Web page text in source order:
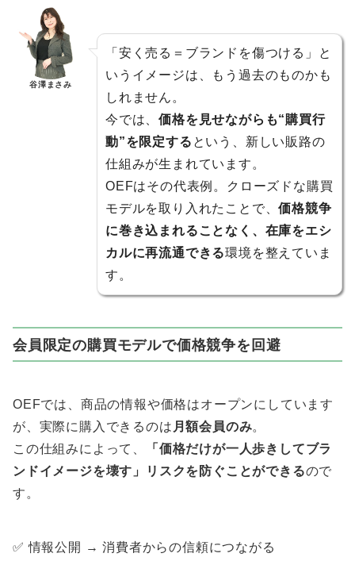
谷澤まさみ
「安く売る＝ブランドを傷つける」と
いうイメージは、もう過去のものかも
しれません。
今では、価格を見せながらも“購買行
動”を限定する という、新しい販路の
仕組みが生まれています。
OEFはその代表例。クローズドな購買
モデルを取り入れたことで、価格競争
に巻き込まれることなく、在庫をエシ
カルに再流通できる環境を整えていま
す。
会員限定の購買モデルで価格競争を回避
OEFでは、商品の情報や価格はオープンにしています
が、実際に購入できるのは 月額会員のみ。
この仕組みによって、
「価格だけが一人歩きしてブラ
ンドイメージを壊す」リスクを防ぐことができるので
す。
✅ 情報公開 → 消費者からの信頼につながる